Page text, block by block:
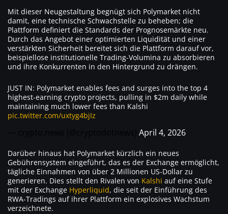
Mit dieser Neugestaltung begnügt sich Polymarket nicht
damit, eine technische Schwachstelle zu beheben; die
Plattform definiert die Standards der Prognosemärkte neu.
Durch das Angebot einer optimierten Liquidität und einer
verstärkten Sicherheit bereitet sich die Plattform darauf vor,
beispiellose institutionelle Trading-Volumina zu absorbieren
und ihre Konkurrenten in den Hintergrund zu drängen.
JUST IN: Polymarket enables fees and surges into the top 4
highest-earning crypto projects, pulling in $2m daily while
maintaining much lower fees than Kalshi
pic.twitter.com/uxtyg4bjIz
April 4, 2026
Darüber hinaus hat Polymarket kürzlich ein neues
Gebührensystem eingeführt, das es der Exchange ermöglicht,
tägliche Einnahmen von über 2 Millionen US-Dollar zu
generieren. Dies stellt den Rivalen von Kalshi auf eine Stufe
mit der Exchange Hyperliquid, die seit der Einführung des
RWA-Tradings auf ihrer Plattform ein explosives Wachstum
verzeichnete.